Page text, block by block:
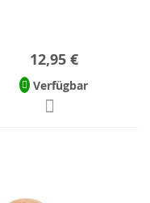
12,95 €
Verfügbar